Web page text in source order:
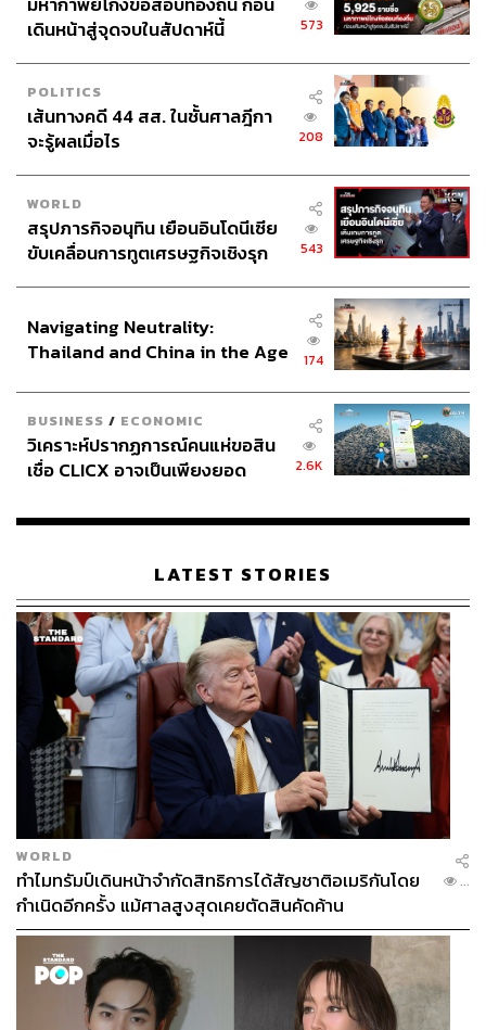
เดินหน้าสู่จุดจบในสัปดาห์นี้
573
POLITICS
เส้นทางคดี 44 สส. ในชั้นศาลฎีกา
จะรู้ผลเมื่อไร
208
WORLD
สรุปภารกิจอนุทิน เยือนอินโดนีเซีย
ขับเคลื่อนการทูตเศรษฐกิจเชิงรุก
543
Navigating Neutrality:
Thailand and China in the Age
174
BUSINESS / ECONOMIC
วิเคราะห์ปรากฏการณ์คนแห่ขอสิน
เชื่อ CLICX อาจเป็นเพียงยอด
เรือนไทยที่ถูกซุกไว้
2.6K
LATEST STORIES
WORLD
ทำไมทรัมป์เดินหน้าจำกัดสิทธิการได้สัญชาติอเมริกันโดย
กำเนิดอีกครั้ง แม้ศาลสูงสุดเคยตัดสินคัดค้าน
...